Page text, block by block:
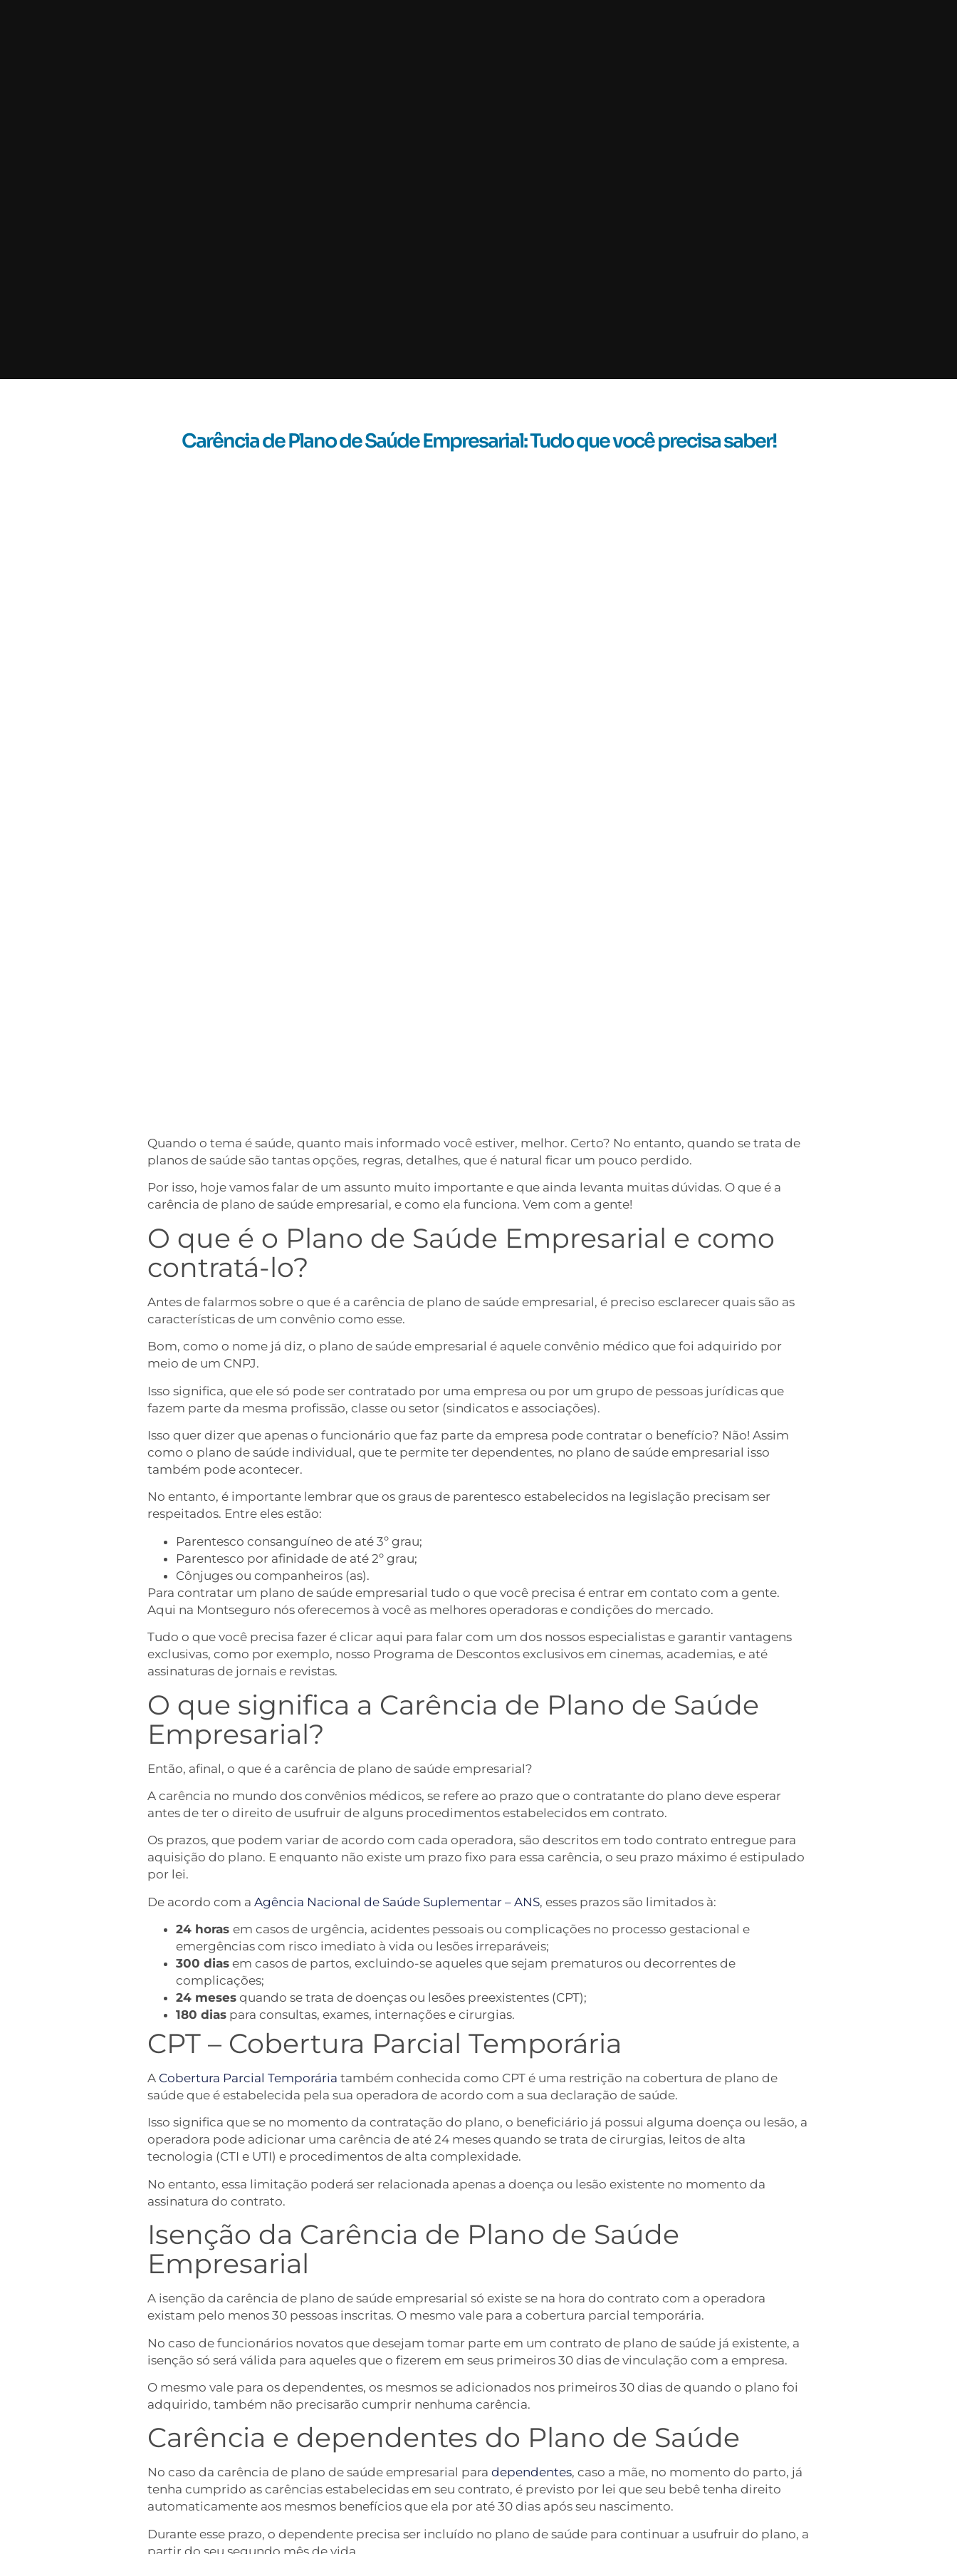
Carência de Plano de Saúde Empresarial: Tudo que você precisa saber!
Quando o tema é saúde, quanto mais informado você estiver, melhor. Certo? No entanto, quando se trata de
planos de saúde são tantas opções, regras, detalhes, que é natural ficar um pouco perdido.
Por isso, hoje vamos falar de um assunto muito importante e que ainda levanta muitas dúvidas. O que é a
carência de plano de saúde empresarial, e como ela funciona. Vem com a gente!
O que é o Plano de Saúde Empresarial e como
contratá-lo?
Antes de falarmos sobre o que é a carência de plano de saúde empresarial, é preciso esclarecer quais são as
características de um convênio como esse.
Bom, como o nome já diz, o plano de saúde empresarial é aquele convênio médico que foi adquirido por
meio de um CNPJ.
Isso significa, que ele só pode ser contratado por uma empresa ou por um grupo de pessoas jurídicas que
fazem parte da mesma profissão, classe ou setor (sindicatos e associações).
Isso quer dizer que apenas o funcionário que faz parte da empresa pode contratar o benefício? Não! Assim
como o plano de saúde individual, que te permite ter dependentes, no plano de saúde empresarial isso
também pode acontecer.
No entanto, é importante lembrar que os graus de parentesco estabelecidos na legislação precisam ser
respeitados. Entre eles estão:
Parentesco consanguíneo de até 3º grau;
Parentesco por afinidade de até 2º grau;
Cônjuges ou companheiros (as).
Para contratar um plano de saúde empresarial tudo o que você precisa é entrar em contato com a gente.
Aqui na Montseguro nós oferecemos à você as melhores operadoras e condições do mercado.
Tudo o que você precisa fazer é clicar aqui para falar com um dos nossos especialistas e garantir vantagens
exclusivas, como por exemplo, nosso Programa de Descontos exclusivos em cinemas, academias, e até
assinaturas de jornais e revistas.
O que significa a Carência de Plano de Saúde
Empresarial?
Então, afinal, o que é a carência de plano de saúde empresarial?
A carência no mundo dos convênios médicos, se refere ao prazo que o contratante do plano deve esperar
antes de ter o direito de usufruir de alguns procedimentos estabelecidos em contrato.
Os prazos, que podem variar de acordo com cada operadora, são descritos em todo contrato entregue para
aquisição do plano. E enquanto não existe um prazo fixo para essa carência, o seu prazo máximo é estipulado
por lei.
De acordo com a Agência Nacional de Saúde Suplementar – ANS, esses prazos são limitados à:
24 horas em casos de urgência, acidentes pessoais ou complicações no processo gestacional e
emergências com risco imediato à vida ou lesões irreparáveis;
300 dias em casos de partos, excluindo-se aqueles que sejam prematuros ou decorrentes de
complicações;
24 meses quando se trata de doenças ou lesões preexistentes (CPT);
180 dias para consultas, exames, internações e cirurgias.
CPT – Cobertura Parcial Temporária
A Cobertura Parcial Temporária também conhecida como CPT é uma restrição na cobertura de plano de
saúde que é estabelecida pela sua operadora de acordo com a sua declaração de saúde.
Isso significa que se no momento da contratação do plano, o beneficiário já possui alguma doença ou lesão, a
operadora pode adicionar uma carência de até 24 meses quando se trata de cirurgias, leitos de alta
tecnologia (CTI e UTI) e procedimentos de alta complexidade.
No entanto, essa limitação poderá ser relacionada apenas a doença ou lesão existente no momento da
assinatura do contrato.
Isenção da Carência de Plano de Saúde
Empresarial
A isenção da carência de plano de saúde empresarial só existe se na hora do contrato com a operadora
existam pelo menos 30 pessoas inscritas. O mesmo vale para a cobertura parcial temporária.
No caso de funcionários novatos que desejam tomar parte em um contrato de plano de saúde já existente, a
isenção só será válida para aqueles que o fizerem em seus primeiros 30 dias de vinculação com a empresa.
O mesmo vale para os dependentes, os mesmos se adicionados nos primeiros 30 dias de quando o plano foi
adquirido, também não precisarão cumprir nenhuma carência.
Carência e dependentes do Plano de Saúde
No caso da carência de plano de saúde empresarial para dependentes, caso a mãe, no momento do parto, já
tenha cumprido as carências estabelecidas em seu contrato, é previsto por lei que seu bebê tenha direito
automaticamente aos mesmos benefícios que ela por até 30 dias após seu nascimento.
Durante esse prazo, o dependente precisa ser incluído no plano de saúde para continuar a usufruir do plano, a
partir do seu segundo mês de vida.